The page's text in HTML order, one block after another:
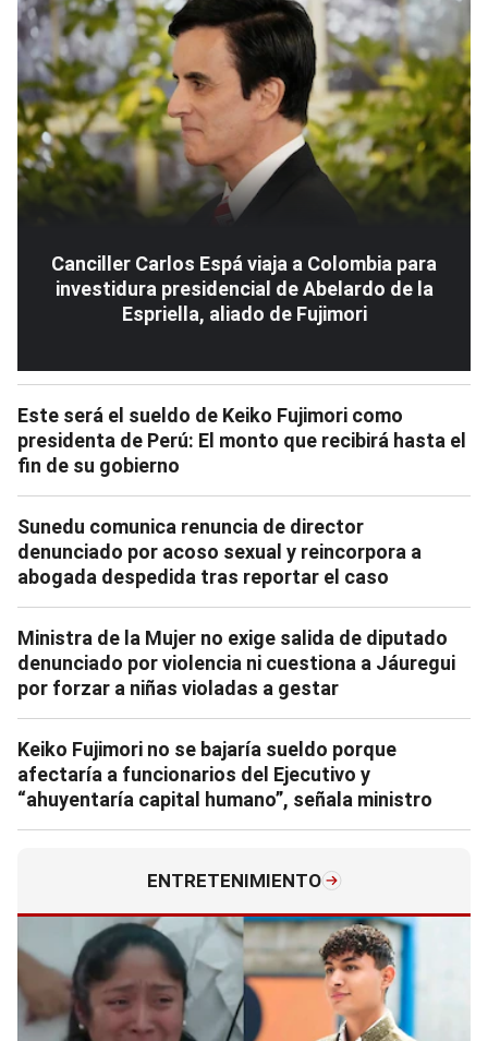
Canciller Carlos Espá viaja a Colombia para
investidura presidencial de Abelardo de la
Espriella, aliado de Fujimori
Este será el sueldo de Keiko Fujimori como
presidenta de Perú: El monto que recibirá hasta el
fin de su gobierno
Sunedu comunica renuncia de director
denunciado por acoso sexual y reincorpora a
abogada despedida tras reportar el caso
Ministra de la Mujer no exige salida de diputado
denunciado por violencia ni cuestiona a Jáuregui
por forzar a niñas violadas a gestar
Keiko Fujimori no se bajaría sueldo porque
afectaría a funcionarios del Ejecutivo y
“ahuyentaría capital humano”, señala ministro
ENTRETENIMIENTO